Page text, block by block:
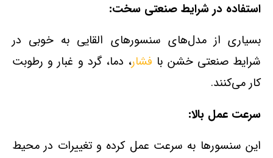
استفاده در شرایط صنعتی سخت:
بسیاری از مدل‌های سنسورهای القایی به خوبی در
شرایط صنعتی خشن با فشار، دما، گرد و غبار و رطوبت
کار می‌کنند.
سرعت عمل بالا:
این سنسورها به سرعت عمل کرده و تغییرات در محیط